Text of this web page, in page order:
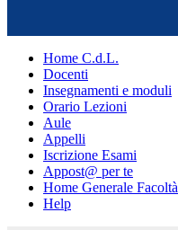
Home C.d.L.
Docenti
Insegnamenti e moduli
Orario Lezioni
Aule
Appelli
Iscrizione Esami
Appost@ per te
Home Generale Facoltà
Help